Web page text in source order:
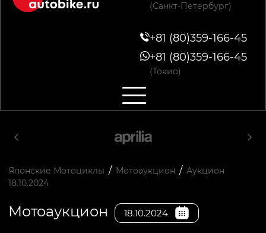
(Санкт-Петербург)
+81 (80)359-166-45
+81 (80)359-166-45
(Токио)
Японские Мотоциклы / Мотоаукцион / Аукцион
18.10.2024
Мотоаукцион 18.10.2024